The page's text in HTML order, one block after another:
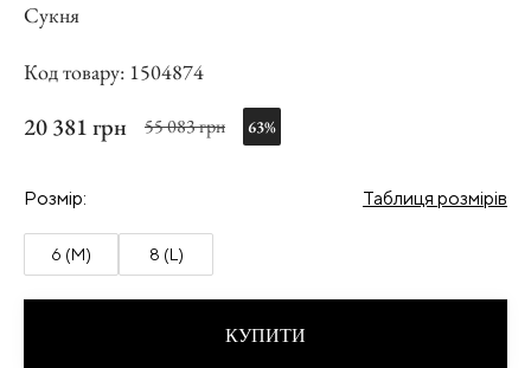
Сукня
Код товару: 1504874
20 381 грн 55 083 грн 63%
Розмір: Таблиця розмірів
6 (M) 8 (L)
КУПИТИ